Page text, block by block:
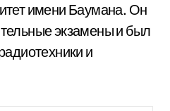
имени Баумана. Он
экзамены и был
и